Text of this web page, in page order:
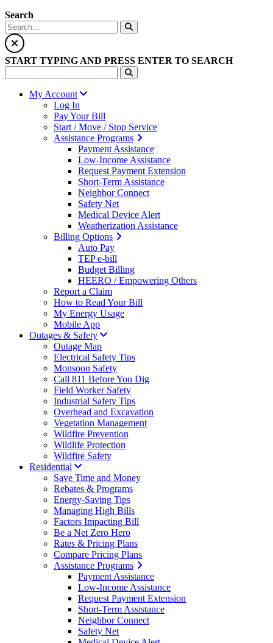
Search
START TYPING AND PRESS ENTER TO SEARCH
My Account
Log In
Pay Your Bill
Start / Move / Stop Service
Assistance Programs
Payment Assistance
Low-Income Assistance
Request Payment Extension
Short-Term Assistance
Neighbor Connect
Safety Net
Medical Device Alert
Weatherization Assistance
Billing Options
Auto Pay
TEP e-bill
Budget Billing
HEERO / Empowering Others
Report a Claim
How to Read Your Bill
My Energy Usage
Mobile App
Outages & Safety
Outage Map
Electrical Safety Tips
Monsoon Safety
Call 811 Before You Dig
Field Worker Safety
Industrial Safety Tips
Overhead and Excavation
Vegetation Management
Wildfire Prevention
Wildlife Protection
Wildfire Safety
Residential
Save Time and Money
Rebates & Programs
Energy-Saving Tips
Managing High Bills
Factors Impacting Bill
Be a Net Zero Hero
Rates & Pricing Plans
Compare Pricing Plans
Assistance Programs
Payment Assistance
Low-Income Assistance
Request Payment Extension
Short-Term Assistance
Neighbor Connect
Safety Net